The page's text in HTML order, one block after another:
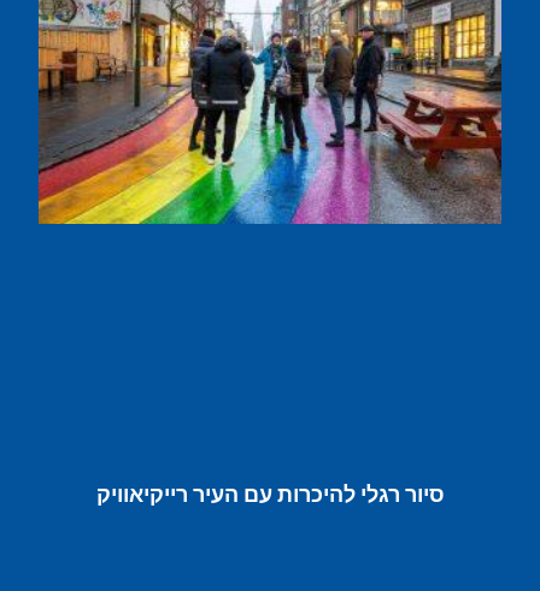
סיור רגלי להיכרות עם העיר רייקיאוויק